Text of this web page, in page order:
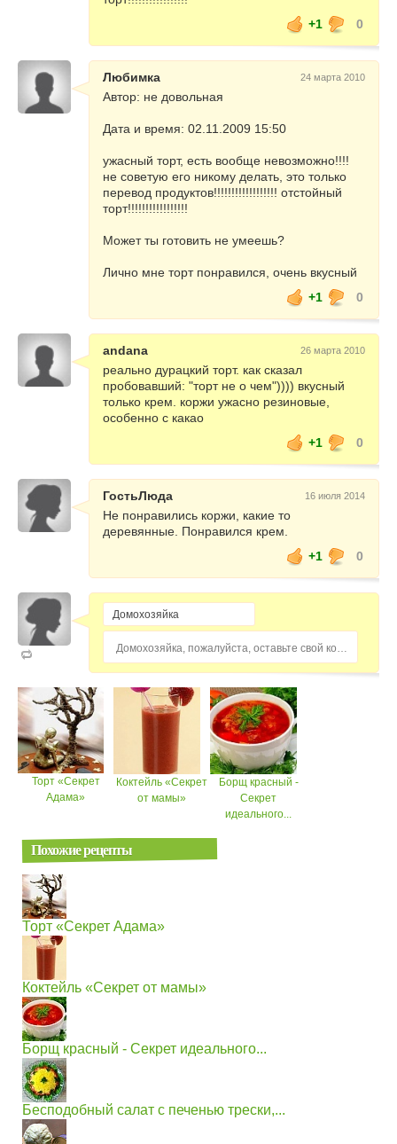
+1
0
Любимка 24 марта 2010
Автор: не довольная
Дата и время: 02.11.2009 15:50
ужасный торт, есть вообще невозможно!!!!
не советую его никому делать, это только
перевод продуктов!!!!!!!!!!!!!!!!!! отстойный
торт!!!!!!!!!!!!!!!!!
Может ты готовить не умеешь?
Лично мне торт понравился, очень вкусный
+1
0
andana 26 марта 2010
реально дурацкий торт. как сказал
пробовавший: "торт не о чем")))) вкусный
только крем. коржи ужасно резиновые,
особенно с какао
+1
0
ГостьЛюда 16 июля 2014
Не понравились коржи, какие то
деревянные. Понравился крем.
+1
0
Домохозяйка, пожалуйста, оставьте свой комментарий...
Торт «Секрет
Адама»
Коктейль «Секрет
от мамы»
Борщ красный -
Секрет
идеального...
Похожие рецепты
Торт «Секрет Адама»
Коктейль «Секрет от мамы»
Борщ красный - Секрет идеального...
Бесподобный салат с печенью трески,...